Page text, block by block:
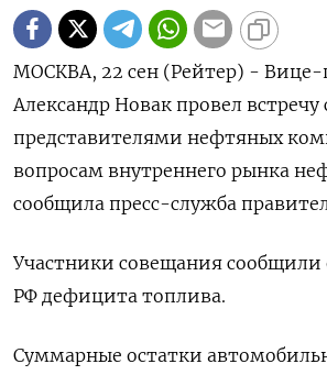
МОСКВА, 22 сен (Рейтер) - Вице-
Александр Новак провел встречу
представителями нефтяных
вопросам внутреннего рынка
сообщила пресс-служба
Участники совещания сообщили
РФ дефицита топлива.
Суммарные остатки